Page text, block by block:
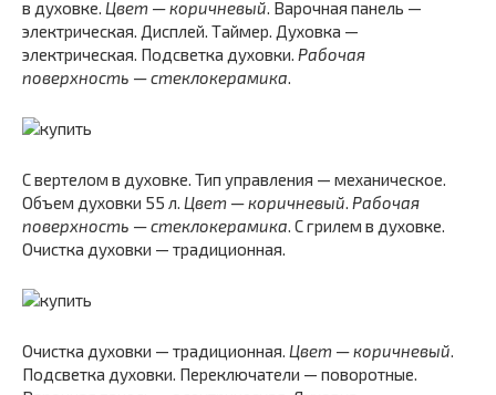
в духовке. Цвет — коричневый. Варочная панель —
электрическая. Дисплей. Таймер. Духовка —
электрическая. Подсветка духовки. Рабочая
поверхность — стеклокерамика.
С вертелом в духовке. Тип управления — механическое.
Объем духовки 55 л. Цвет — коричневый. Рабочая
поверхность — стеклокерамика. С грилем в духовке.
Очистка духовки — традиционная.
Очистка духовки — традиционная. Цвет — коричневый.
Подсветка духовки. Переключатели — поворотные.